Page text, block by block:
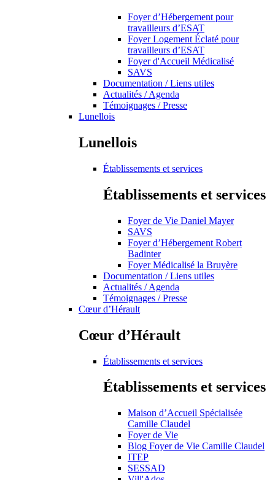
Foyer d’Hébergement pour
travailleurs d’ESAT
Foyer Logement Éclaté pour
travailleurs d’ESAT
Foyer d'Accueil Médicalisé
SAVS
Documentation / Liens utiles
Actualités / Agenda
Témoignages / Presse
Lunellois
Lunellois
Établissements et services
Établissements et services
Foyer de Vie Daniel Mayer
SAVS
Foyer d’Hébergement Robert
Badinter
Foyer Médicalisé la Bruyère
Documentation / Liens utiles
Actualités / Agenda
Témoignages / Presse
Cœur d’Hérault
Cœur d’Hérault
Établissements et services
Établissements et services
Maison d’Accueil Spécialisée
Camille Claudel
Foyer de Vie
Blog Foyer de Vie Camille Claudel
ITEP
SESSAD